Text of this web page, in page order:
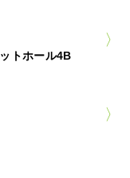
トホール4B